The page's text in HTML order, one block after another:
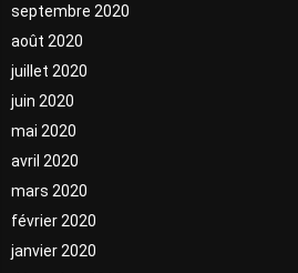
septembre 2020
août 2020
juillet 2020
juin 2020
mai 2020
avril 2020
mars 2020
février 2020
janvier 2020